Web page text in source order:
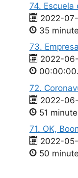
74. Escuela
2022-07-
35
73.
2022-
72.
2022-
51
71. OK,
2022-
50